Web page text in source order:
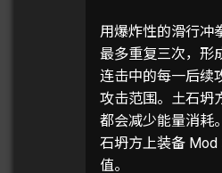
用爆炸性的滑行冲
最多重复三次，形
连击中的每一后续
攻击范围。土石坍
都会减少能量消耗
石坍方上装备 Mod
值。